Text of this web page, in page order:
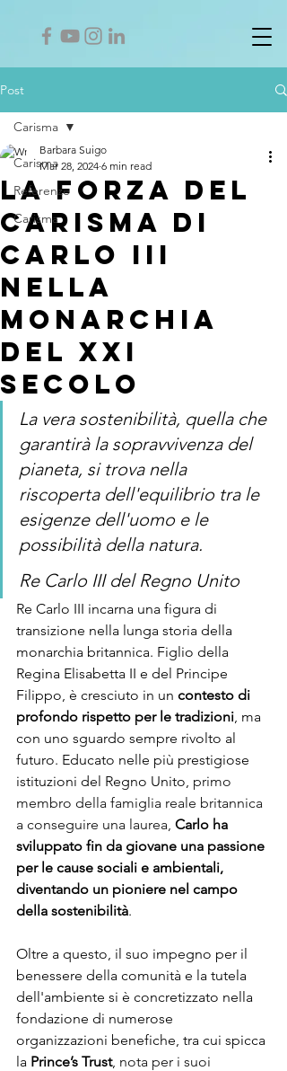
Post
Carisma
Referenze
Carisma
Carisma
La Forza del
Carisma di
Carlo III
nella
Monarchia
del XXI
Secolo
Barbara Suigo
Mar 28, 2024 6 min read
La vera sostenibilità, quella che
garantirà la sopravvivenza del
pianeta, si trova nella
riscoperta dell'equilibrio tra le
esigenze dell'uomo e le
possibilità della natura.
Re Carlo III del Regno Unito
Re Carlo III incarna una figura di
transizione nella lunga storia della
monarchia britannica. Figlio della
Regina Elisabetta II e del Principe
Filippo, è cresciuto in un contesto di
profondo rispetto per le tradizioni, ma
con uno sguardo sempre rivolto al
futuro. Educato nelle più prestigiose
istituzioni del Regno Unito, primo
membro della famiglia reale britannica
a conseguire una laurea, Carlo ha
sviluppato fin da giovane una passione
per le cause sociali e ambientali,
diventando un pioniere nel campo
della sostenibilità.
Oltre a questo, il suo impegno per il
benessere della comunità e la tutela
dell'ambiente si è concretizzato nella
fondazione di numerose
organizzazioni benefiche, tra cui spicca
la Prince’s Trust, nota per i suoi